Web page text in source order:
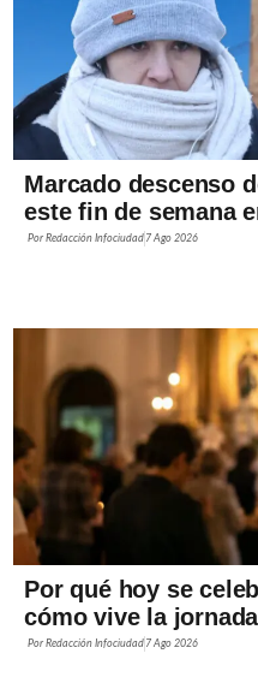
Marcado descenso
este fin de semana
PorRedacción Infociudad 7 Ago 2026
Por qué hoy se
cómo vive la
PorRedacción Infociudad 7 Ago 2026